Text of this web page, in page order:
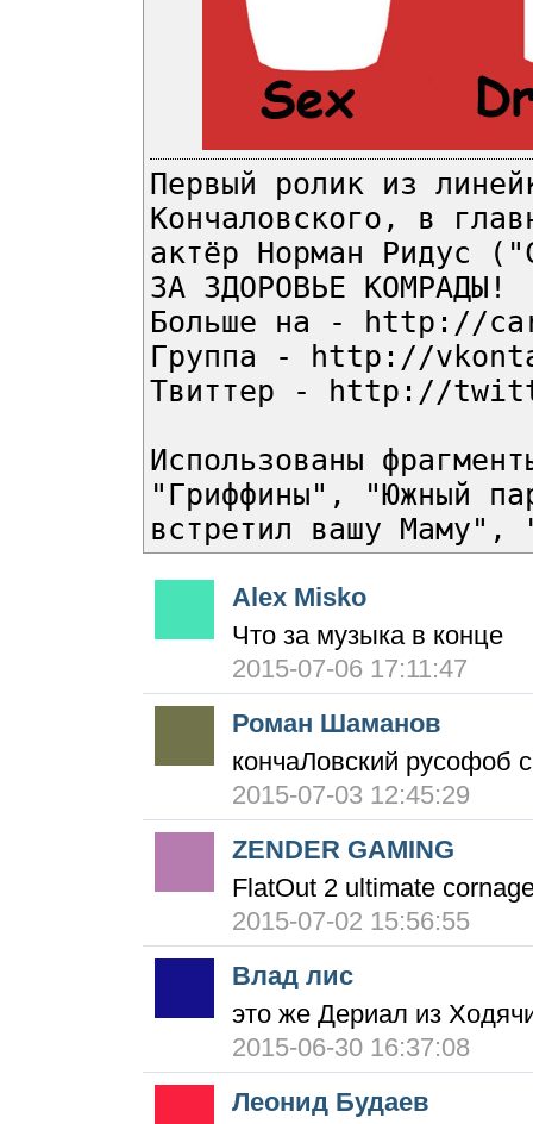
Первый ролик из
Кончаловского, в
актёр Норман Ридус
ЗА ЗДОРОВЬЕ КОМРАДЫ!
Больше на - http://
Группа - http://
Твиттер - http://
Использованы
"Гриффины", "Южный
встретил вашу Маму",
Alex Misko
Что за музыка в конце
2015-07-06 17:11:47
Роман Шаманов
кончаЛовский русофоб
2015-07-03 12:45:29
ZENDER GAMING
FlatOut 2 ultimate
2015-07-02 15:56:55
Влад лис
это же Дериал из
2015-06-30 16:37:08
Леонид Будаев